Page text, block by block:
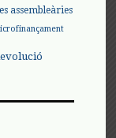
assembleàries